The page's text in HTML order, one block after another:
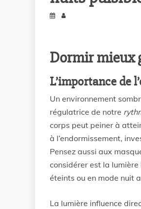
Dormir mieux
L’importance de
Un environnement
régulatrice de notre
corps peut peiner à
à l’endormissement,
Pensez aussi aux
considérer est la
éteints ou en mode nuit
La lumière influence